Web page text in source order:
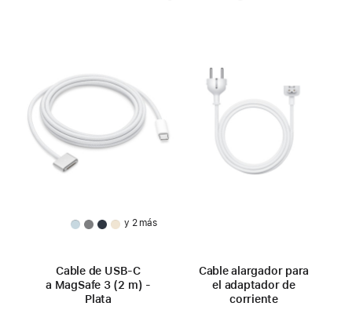
y 2 más
Cable de USB‑C
a MagSafe 3 (2 m) -
Plata
Cable alargador para
el adaptador de
corriente